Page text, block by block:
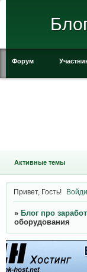
Форум
Активные темы
Привет, Гость!
» Блог про
оборудования